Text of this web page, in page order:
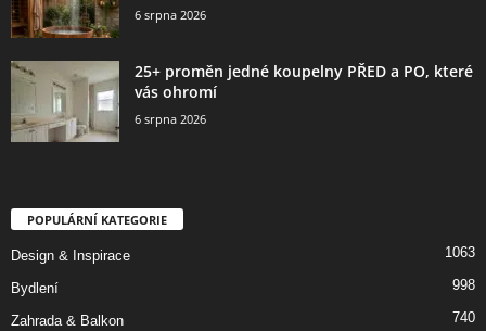
6 srpna 2026
25+ proměn jedné koupelny PŘED a PO, které
vás ohromí
6 srpna 2026
POPULÁRNÍ KATEGORIE
Design & Inspirace 1063
Bydlení 998
Zahrada & Balkon 740